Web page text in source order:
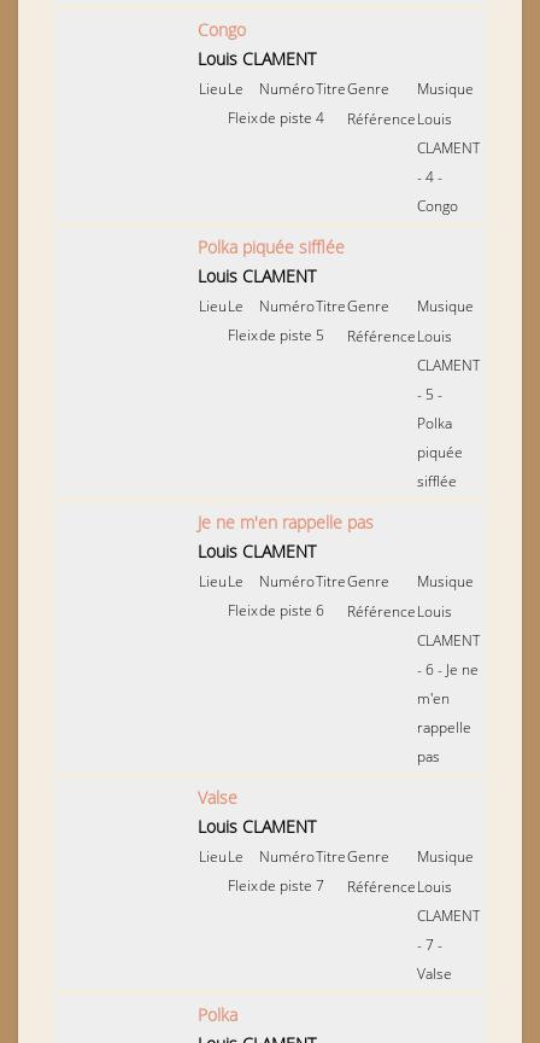
Congo
Louis CLAMENT
LieuLe
Fleix
Numéro
de piste
Titre
4
Genre
Musique
RéférenceLouis
CLAMENT
- 4 -
Congo
Polka piquée sifflée
Louis CLAMENT
LieuLe
Fleix
Numéro
de piste
Titre
5
Genre
Musique
RéférenceLouis
CLAMENT
- 5 -
Polka
piquée
sifflée
Je ne m'en rappelle pas
Louis CLAMENT
LieuLe
Fleix
Numéro
de piste
Titre
6
Genre
Musique
RéférenceLouis
CLAMENT
- 6 - Je ne
m'en
rappelle
pas
Valse
Louis CLAMENT
LieuLe
Fleix
Numéro
de piste
Titre
7
Genre
Musique
RéférenceLouis
CLAMENT
- 7 -
Valse
Polka